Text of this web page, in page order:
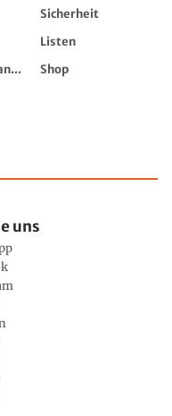
Sicherheit
Listen
Shop
uns